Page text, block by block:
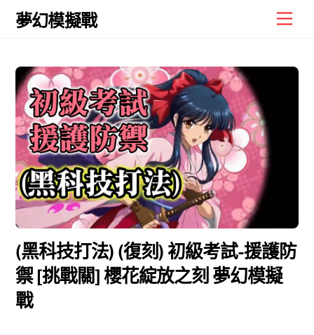
Skip
夢幻模擬戰
(黑科技打法) (復刻) 初級考試-援護防
禦 [挑戰關] 櫻花綻放之刻 夢幻模擬
戰